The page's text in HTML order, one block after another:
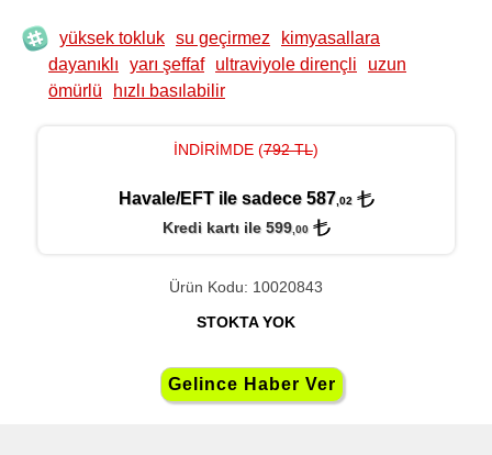
yüksek tokluk su geçirmez
kimyasallara
dayanıklı
yarı şeffaf ultraviyole dirençli
uzun
ömürlü
hızlı basılabilir
İNDİRİMDE (792 TL)
Havale/EFT ile sadece 587 ,02
Kredi kartı ile 599,00
Ürün Kodu: 10020843
STOKTA YOK